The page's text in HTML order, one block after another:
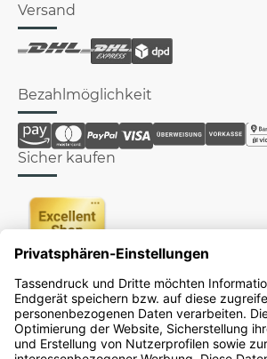
Versand
Bezahlmöglichkeit
Sicher kaufen